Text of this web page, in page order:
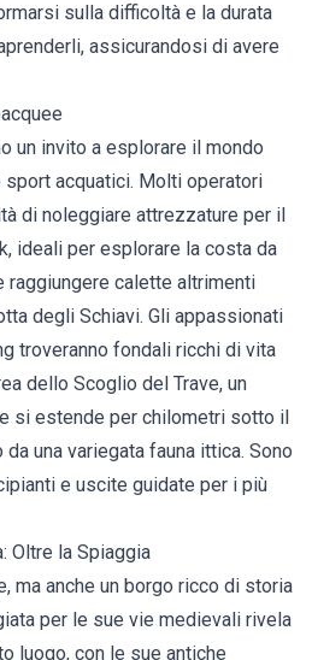
sulla difficoltà e la durata
assicurandosi di avere
un invito a esplorare il mondo
acquatici. Molti operatori
di noleggiare attrezzature per il
ideali per esplorare la costa da
raggiungere calette altrimenti
degli Schiavi. Gli appassionati
troveranno fondali ricchi di vita
dello Scoglio del Trave, un
si estende per chilometri sotto il
una variegata fauna ittica. Sono
e uscite guidate per i più
Oltre la Spiaggia
ma anche un borgo ricco di storia
per le sue vie medievali rivela
luogo, con le sue antiche